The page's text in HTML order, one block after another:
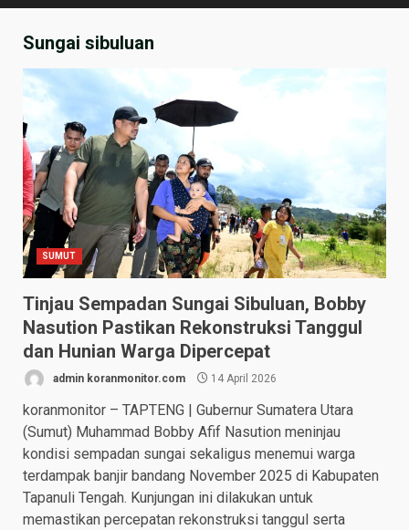
Sungai sibuluan
SUMUT
Tinjau Sempadan Sungai Sibuluan, Bobby
Nasution Pastikan Rekonstruksi Tanggul
dan Hunian Warga Dipercepat
admin koranmonitor.com 14 April 2026
koranmonitor – TAPTENG | Gubernur Sumatera Utara
(Sumut) Muhammad Bobby Afif Nasution meninjau
kondisi sempadan sungai sekaligus menemui warga
terdampak banjir bandang November 2025 di Kabupaten
Tapanuli Tengah. Kunjungan ini dilakukan untuk
memastikan percepatan rekonstruksi tanggul serta